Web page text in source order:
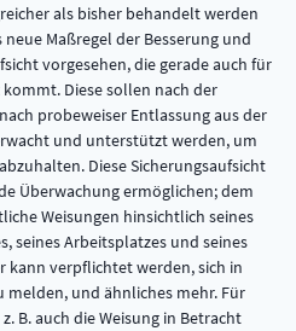
als bisher behandelt werden
Maßregel der Besserung und
vorgesehen, die gerade auch für
Diese sollen nach der
probeweiser Entlassung aus der
und unterstützt werden, um
Diese Sicherungsaufsicht
Überwachung ermöglichen; dem
Weisungen hinsichtlich seines
seines Arbeitsplatzes und seines
kann verpflichtet werden, sich in
melden, und ähnliches mehr. Für
B. auch die Weisung in Betracht